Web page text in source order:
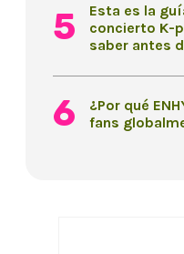
Esta es la
concierto K-
saber antes
¿Por qué
fans